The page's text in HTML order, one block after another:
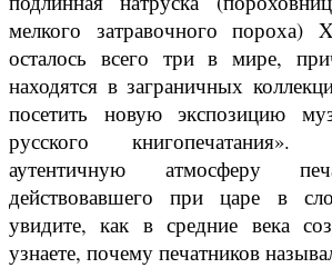
мелкого затравочного пороха)
осталось всего три в мире,
находятся в заграничных
посетить новую экспозицию
русского
аутентичную атмосферу
действовавшего при царе в
увидите, как в средние века
узнаете, почему печатников